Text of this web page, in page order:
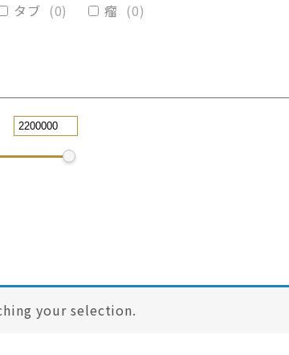
タブ (0) 瘤 (0)
your selection.